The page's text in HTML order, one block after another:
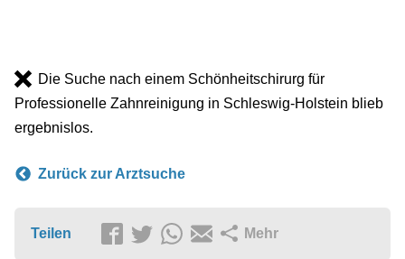
Die Suche nach einem Schönheitschirurg für
Professionelle Zahnreinigung in Schleswig-Holstein blieb
ergebnislos.
Zurück zur Arztsuche
Teilen Mehr